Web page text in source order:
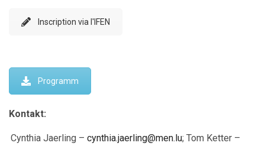
Inscription via l'IFEN
Programm
Kontakt:
Cynthia Jaerling – cynthia.jaerling@men.lu; Tom Ketter –